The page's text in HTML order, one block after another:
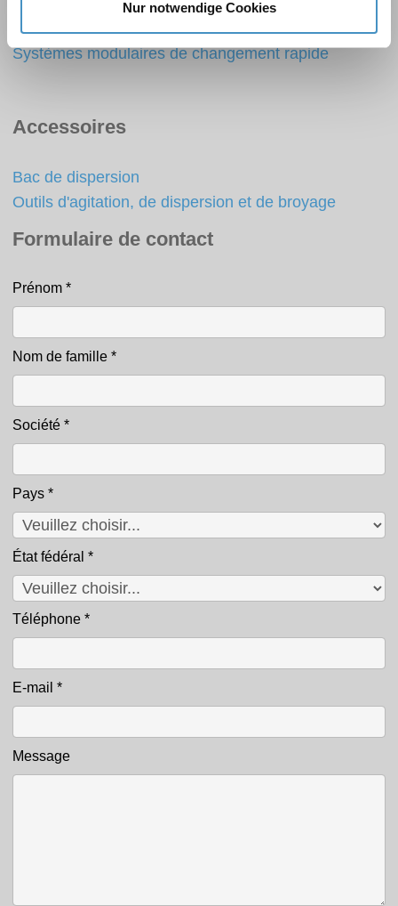
Nur notwendige Cookies
Systèmes modulaires de changement rapide
Accessoires
Bac de dispersion
Outils d'agitation, de dispersion et de broyage
Formulaire de contact
Contact
Prénom *
Nom de famille *
Société *
Pays *
État fédéral *
Téléphone *
E-mail *
Message